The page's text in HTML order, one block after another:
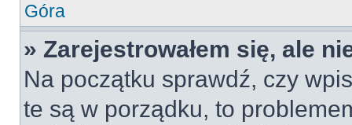
Góra
» Zarejestrowałem się, ale
Na początku sprawdź, czy
te są w porządku, to